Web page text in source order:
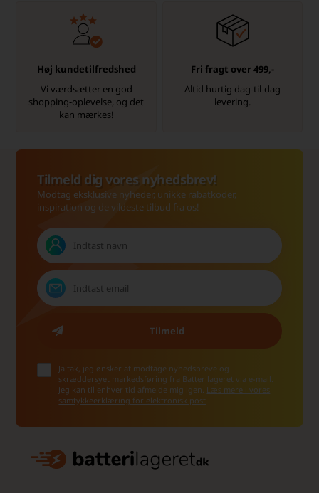
Høj kundetilfredshed
Vi værdsætter en god
shopping-oplevelse, og det
kan mærkes!
Fri fragt over 499,-
Altid hurtig dag-til-dag
levering.
Tilmeld dig vores nyhedsbrev!
Modtag eksklusive nyheder, unikke rabatkoder,
inspiration og de vildeste tilbud fra os!
Ja tak, jeg ønsker at modtage nyhedsbreve og
skræddersyet markedsføring fra Batterilageret via e-mail.
Jeg kan til enhver tid afmelde mig igen. Læs mere i vores
samtykkeerklæring for elektronisk post